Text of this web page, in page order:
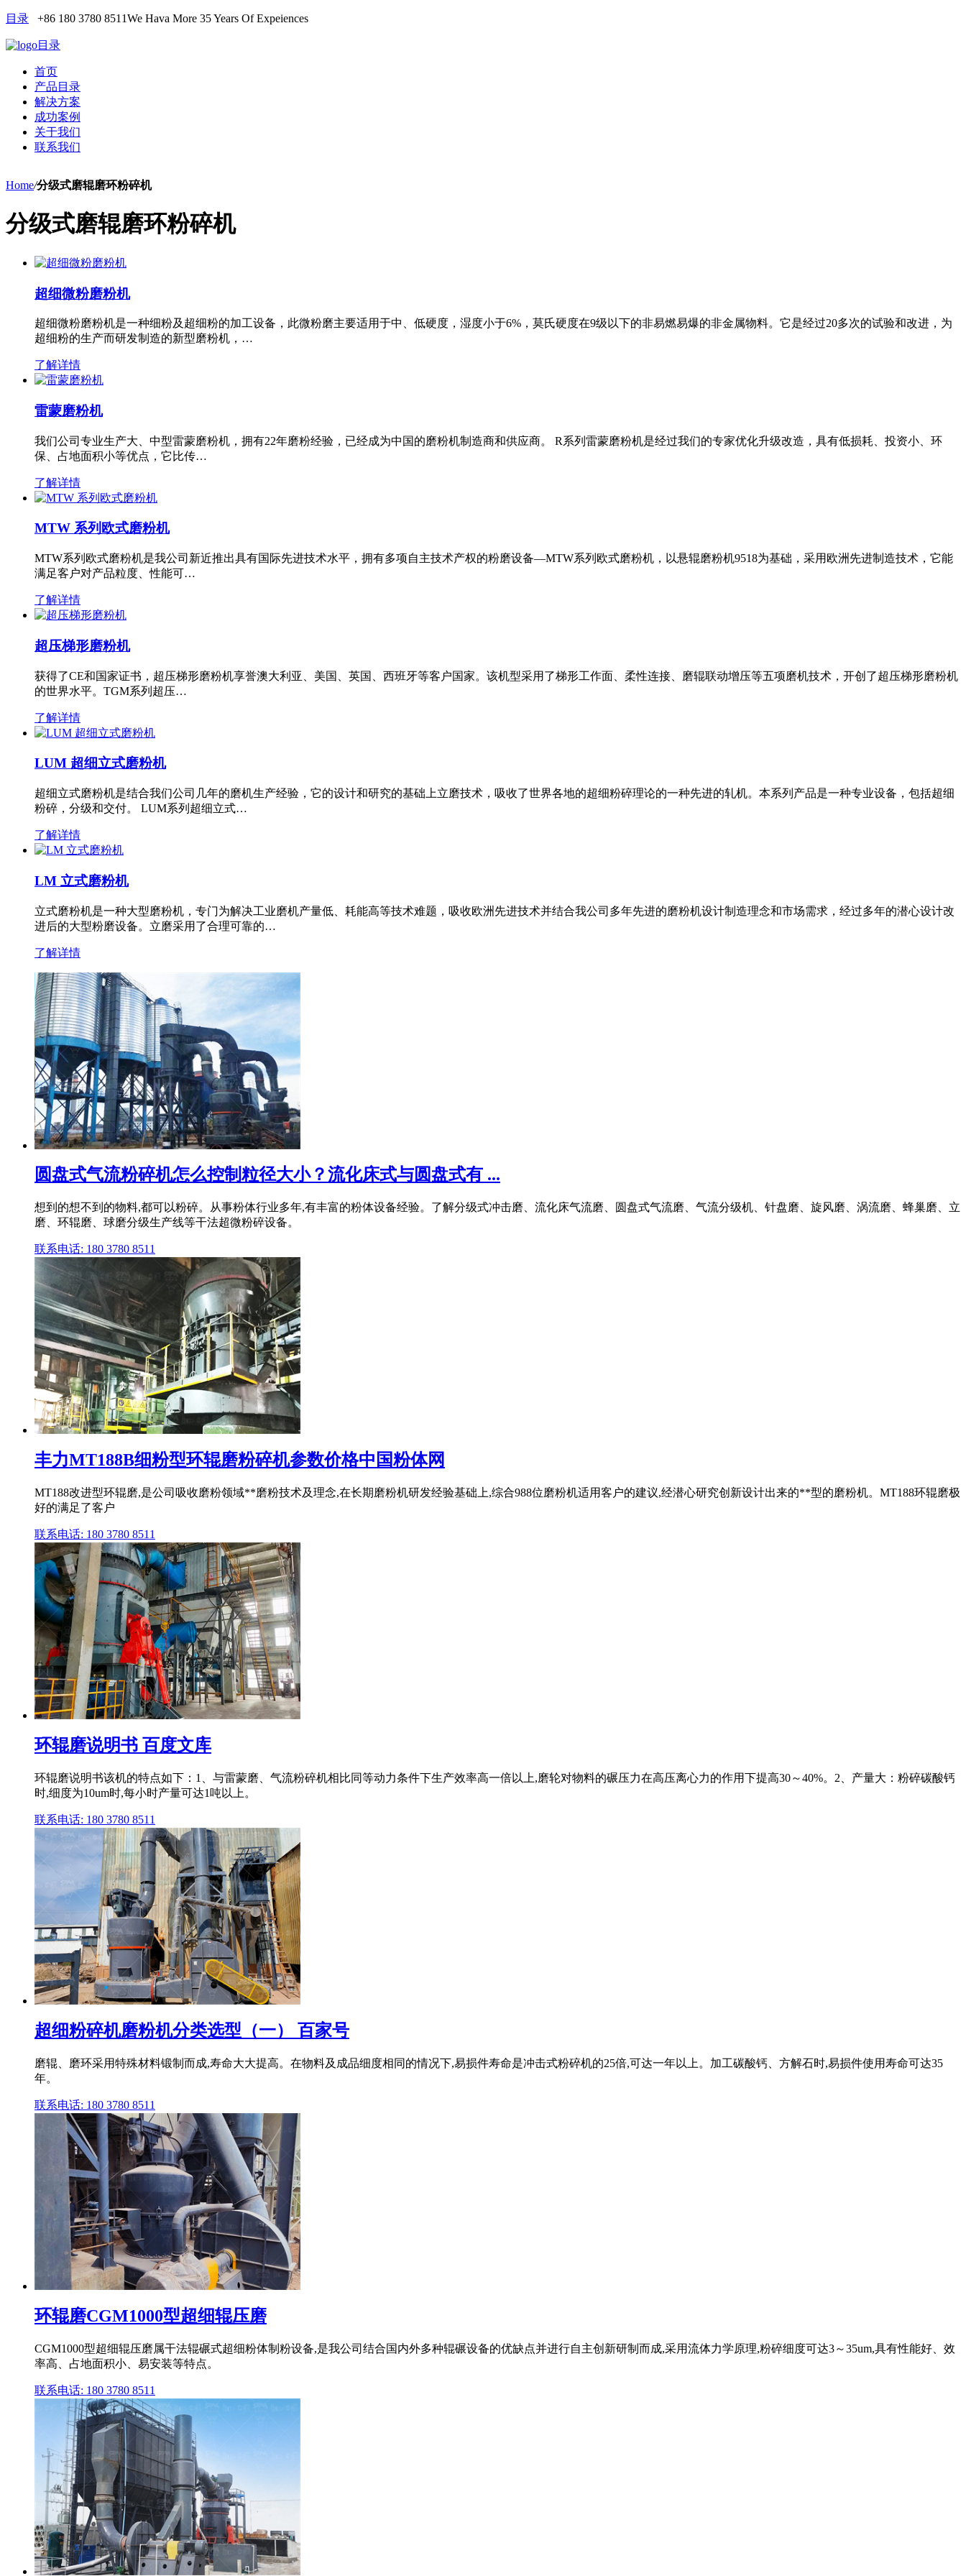
目录 +86 180 3780 8511We Hava More 35 Years Of Expeiences
目录
首页
产品目录
解决方案
成功案例
关于我们
联系我们
Home/分级式磨辊磨环粉碎机
分级式磨辊磨环粉碎机
超细微粉磨粉机
超细微粉磨粉机是一种细粉及超细粉的加工设备，此微粉磨主要适用于中、低硬度，湿度小于6%，莫氏硬度在9级以下的非易燃易爆的非金属物料。它是经过20多次的试验和改进，为
超细粉的生产而研发制造的新型磨粉机，…
了解详情
雷蒙磨粉机
我们公司专业生产大、中型雷蒙磨粉机，拥有22年磨粉经验，已经成为中国的磨粉机制造商和供应商。 R系列雷蒙磨粉机是经过我们的专家优化升级改造，具有低损耗、投资小、环
保、占地面积小等优点，它比传…
了解详情
MTW 系列欧式磨粉机
MTW系列欧式磨粉机是我公司新近推出具有国际先进技术水平，拥有多项自主技术产权的粉磨设备—MTW系列欧式磨粉机，以悬辊磨粉机9518为基础，采用欧洲先进制造技术，它能
满足客户对产品粒度、性能可…
了解详情
超压梯形磨粉机
获得了CE和国家证书，超压梯形磨粉机享誉澳大利亚、美国、英国、西班牙等客户国家。该机型采用了梯形工作面、柔性连接、磨辊联动增压等五项磨机技术，开创了超压梯形磨粉机
的世界水平。TGM系列超压…
了解详情
LUM 超细立式磨粉机
超细立式磨粉机是结合我们公司几年的磨机生产经验，它的设计和研究的基础上立磨技术，吸收了世界各地的超细粉碎理论的一种先进的轧机。本系列产品是一种专业设备，包括超细
粉碎，分级和交付。 LUM系列超细立式…
了解详情
LM 立式磨粉机
立式磨粉机是一种大型磨粉机，专门为解决工业磨机产量低、耗能高等技术难题，吸收欧洲先进技术并结合我公司多年先进的磨粉机设计制造理念和市场需求，经过多年的潜心设计改
进后的大型粉磨设备。立磨采用了合理可靠的…
了解详情
圆盘式气流粉碎机怎么控制粒径大小？流化床式与圆盘式有 ...
想到的想不到的物料,都可以粉碎。从事粉体行业多年,有丰富的粉体设备经验。了解分级式冲击磨、流化床气流磨、圆盘式气流磨、气流分级机、针盘磨、旋风磨、涡流磨、蜂巢磨、立
磨、环辊磨、球磨分级生产线等干法超微粉碎设备。
联系电话: 180 3780 8511
丰力MT188B细粉型环辊磨粉碎机参数价格中国粉体网
MT188改进型环辊磨,是公司吸收磨粉领域**磨粉技术及理念,在长期磨粉机研发经验基础上,综合988位磨粉机适用客户的建议,经潜心研究创新设计出来的**型的磨粉机。MT188环辊磨极
好的满足了客户
联系电话: 180 3780 8511
环辊磨说明书 百度文库
环辊磨说明书该机的特点如下：1、与雷蒙磨、气流粉碎机相比同等动力条件下生产效率高一倍以上,磨轮对物料的碾压力在高压离心力的作用下提高30～40%。2、产量大：粉碎碳酸钙
时,细度为10um时,每小时产量可达1吨以上。
联系电话: 180 3780 8511
超细粉碎机磨粉机分类选型（一） 百家号
磨辊、磨环采用特殊材料锻制而成,寿命大大提高。在物料及成品细度相同的情况下,易损件寿命是冲击式粉碎机的25倍,可达一年以上。加工碳酸钙、方解石时,易损件使用寿命可达35
年。
联系电话: 180 3780 8511
环辊磨CGM1000型超细辊压磨
CGM1000型超细辊压磨属干法辊碾式超细粉体制粉设备,是我公司结合国内外多种辊碾设备的优缺点并进行自主创新研制而成,采用流体力学原理,粉碎细度可达3～35um,具有性能好、效
率高、占地面积小、易安装等特点。
联系电话: 180 3780 8511